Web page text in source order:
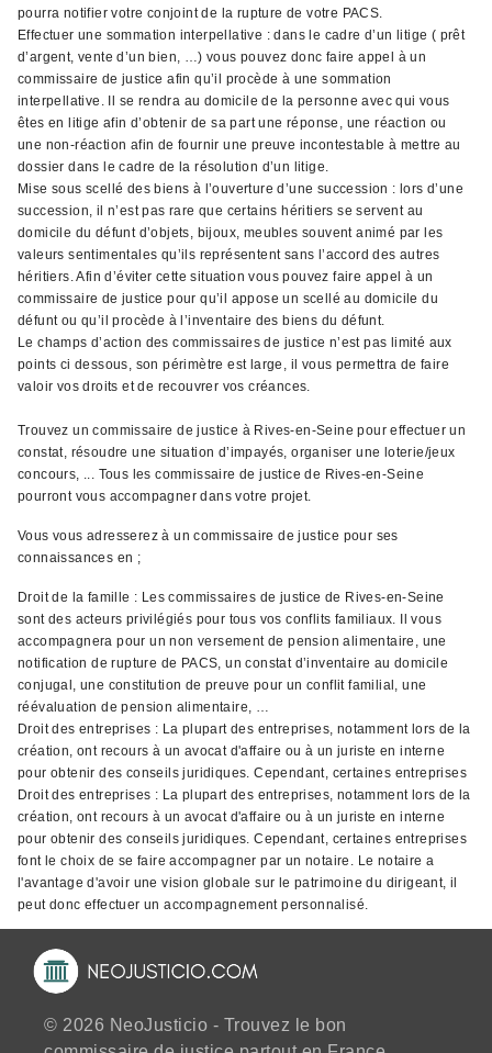
pourra notifier votre conjoint de la rupture de votre PACS.
Effectuer une sommation interpellative : dans le cadre d’un litige ( prêt
d’argent, vente d’un bien, …) vous pouvez donc faire appel à un
commissaire de justice afin qu’il procède à une sommation
interpellative. Il se rendra au domicile de la personne avec qui vous
êtes en litige afin d’obtenir de sa part une réponse, une réaction ou
une non-réaction afin de fournir une preuve incontestable à mettre au
dossier dans le cadre de la résolution d’un litige.
Mise sous scellé des biens à l’ouverture d’une succession : lors d’une
succession, il n’est pas rare que certains héritiers se servent au
domicile du défunt d’objets, bijoux, meubles souvent animé par les
valeurs sentimentales qu’ils représentent sans l’accord des autres
héritiers. Afin d’éviter cette situation vous pouvez faire appel à un
commissaire de justice pour qu’il appose un scellé au domicile du
défunt ou qu’il procède à l’inventaire des biens du défunt.
Le champs d’action des commissaires de justice n’est pas limité aux
points ci dessous, son périmètre est large, il vous permettra de faire
valoir vos droits et de recouvrer vos créances.
Trouvez un commissaire de justice à Rives-en-Seine pour effectuer un
constat, résoudre une situation d’impayés, organiser une loterie/jeux
concours, ... Tous les commissaire de justice de Rives-en-Seine
pourront vous accompagner dans votre projet.
Vous vous adresserez à un commissaire de justice pour ses
connaissances en ;
Droit de la famille : Les commissaires de justice de Rives-en-Seine
sont des acteurs privilégiés pour tous vos conflits familiaux. Il vous
accompagnera pour un non versement de pension alimentaire, une
notification de rupture de PACS, un constat d’inventaire au domicile
conjugal, une constitution de preuve pour un conflit familial, une
réévaluation de pension alimentaire, …
Droit des entreprises : La plupart des entreprises, notamment lors de la
création, ont recours à un avocat d'affaire ou à un juriste en interne
pour obtenir des conseils juridiques. Cependant, certaines entreprises
Droit des entreprises : La plupart des entreprises, notamment lors de la
création, ont recours à un avocat d'affaire ou à un juriste en interne
pour obtenir des conseils juridiques. Cependant, certaines entreprises
font le choix de se faire accompagner par un notaire. Le notaire a
l'avantage d'avoir une vision globale sur le patrimoine du dirigeant, il
peut donc effectuer un accompagnement personnalisé.
© 2026 NeoJusticio - Trouvez le bon